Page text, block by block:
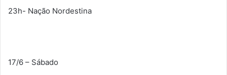
23h- Nação Nordestina
17/6 – Sábado